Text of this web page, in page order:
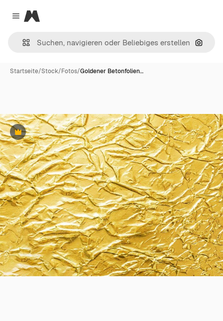
Close menu
Magnific
Nach
Startseite/Stock/Fotos/Goldener Betonfolien…
Premium